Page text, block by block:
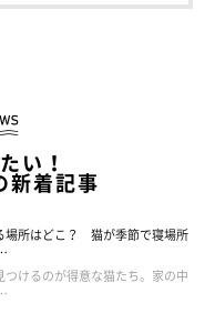
い！
新着記事
場所はどこ？ 猫が季節で寝場所
つけるのが得意な猫たち。家の中